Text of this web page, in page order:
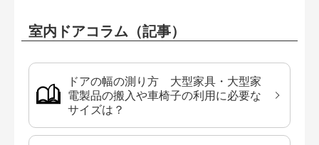
室内ドアコラム（記事）
ドアの幅の測り方 大型家具・大型家
電製品の搬入や車椅子の利用に必要な
サイズは？